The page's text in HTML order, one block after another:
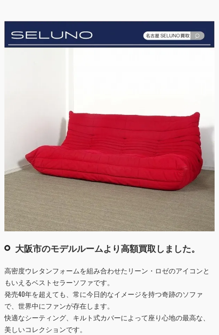
大阪市のモデルルームより高額買取しました。
高密度ウレタンフォームを組み合わせたリーン・ロゼのアイコンと
もいえるベストセラーソファです。
発売40年を超えても、常に今日的なイメージを持つ奇跡のソファ
で、世界中にファンが存在します。
快適なシーティング、キルト式カバーによって座り心地の最高な、
美しいコレクションです。